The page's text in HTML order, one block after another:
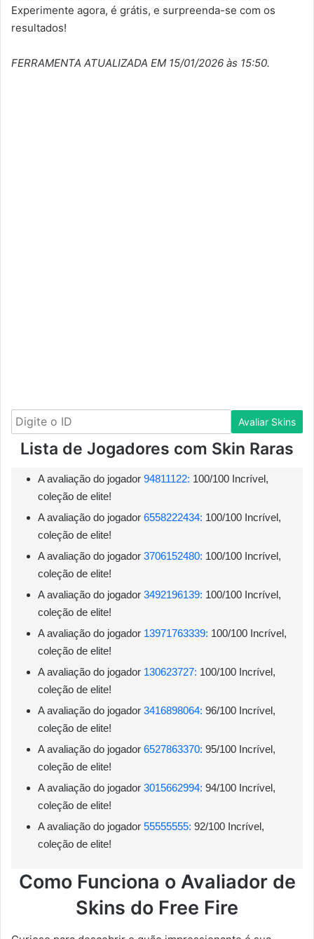
Experimente agora, é grátis, e surpreenda-se com os
resultados!
FERRAMENTA ATUALIZADA EM 15/01/2026 às 15:50.
Avaliar Skins
Lista de Jogadores com Skin Raras
A avaliação do jogador 94811122: 100/100 Incrível,
coleção de elite!
A avaliação do jogador 6558222434: 100/100 Incrível,
coleção de elite!
A avaliação do jogador 3706152480: 100/100 Incrível,
coleção de elite!
A avaliação do jogador 3492196139: 100/100 Incrível,
coleção de elite!
A avaliação do jogador 13971763339: 100/100 Incrível,
coleção de elite!
A avaliação do jogador 130623727: 100/100 Incrível,
coleção de elite!
A avaliação do jogador 3416898064: 96/100 Incrível,
coleção de elite!
A avaliação do jogador 6527863370: 95/100 Incrível,
coleção de elite!
A avaliação do jogador 3015662994: 94/100 Incrível,
coleção de elite!
A avaliação do jogador 55555555: 92/100 Incrível,
coleção de elite!
Como Funciona o Avaliador de
Skins do Free Fire